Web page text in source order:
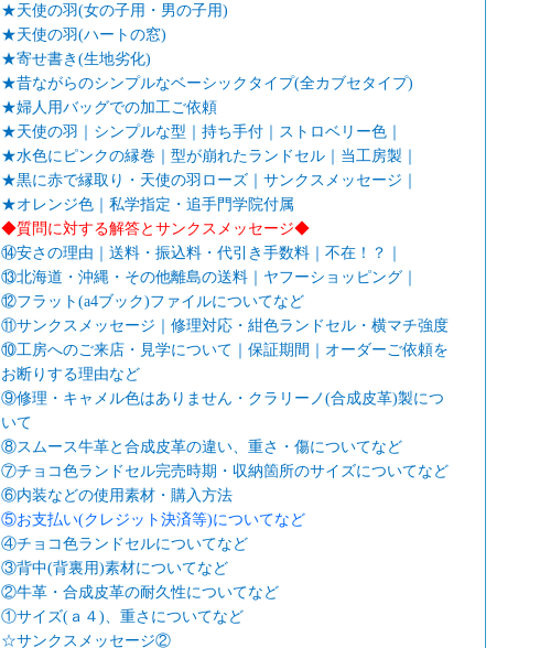
★天使の羽(女の子用・男の子用)
★天使の羽(ハートの窓)
★寄せ書き(生地劣化)
★昔ながらのシンプルなベーシックタイプ(全カブセタイプ)
★婦人用バッグでの加工ご依頼
★天使の羽｜シンプルな型｜持ち手付｜ストロベリー色｜
★水色にピンクの縁巻｜型が崩れたランドセル｜当工房製｜
★黒に赤で縁取り・天使の羽ローズ｜サンクスメッセージ｜
★オレンジ色｜私学指定・追手門学院付属
◆質問に対する解答とサンクスメッセージ◆
⑭安さの理由｜送料・振込料・代引き手数料｜不在！？｜
⑬北海道・沖縄・その他離島の送料｜ヤフーショッピング｜
⑫フラット(a4ブック)ファイルについてなど
⑪サンクスメッセージ｜修理対応・紺色ランドセル・横マチ強度
⑩工房へのご来店・見学について｜保証期間｜オーダーご依頼を
お断りする理由など
⑨修理・キャメル色はありません・クラリーノ(合成皮革)製につ
いて
⑧スムース牛革と合成皮革の違い、重さ・傷についてなど
⑦チョコ色ランドセル完売時期・収納箇所のサイズについてなど
⑥内装などの使用素材・購入方法
⑤お支払い(クレジット決済等)についてなど
④チョコ色ランドセルについてなど
③背中(背裏用)素材についてなど
②牛革・合成皮革の耐久性についてなど
①サイズ(ａ４)、重さについてなど
☆サンクスメッセージ②